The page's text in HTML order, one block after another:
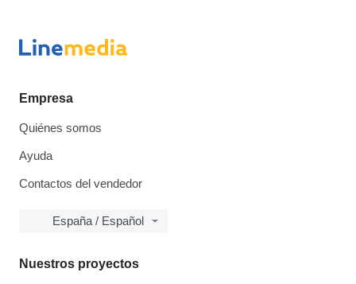
Empresa
Quiénes somos
Ayuda
Contactos del vendedor
España / Español
Nuestros proyectos